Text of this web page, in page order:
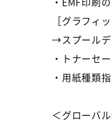
［グラフィ
→スプールデ
・トナーセ
・用紙種類
＜グローバ